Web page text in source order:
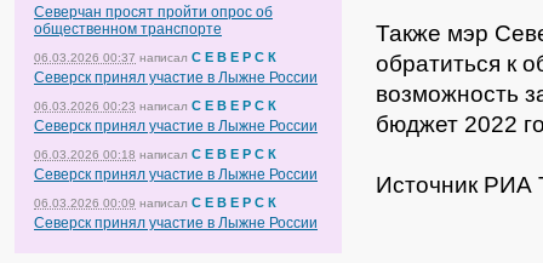
Северчан просят пройти опрос об
общественном транспорте
06.03.2026 00:37 написал С Е В Е Р С К
Северск принял участие в Лыжне России
06.03.2026 00:23 написал С Е В Е Р С К
Северск принял участие в Лыжне России
06.03.2026 00:18 написал С Е В Е Р С К
Северск принял участие в Лыжне России
06.03.2026 00:09 написал С Е В Е Р С К
Северск принял участие в Лыжне России
Также мэр
обратиться к
возможность
бюджет 2022
Источник РИА